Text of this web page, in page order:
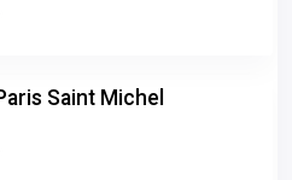
Saint Michel